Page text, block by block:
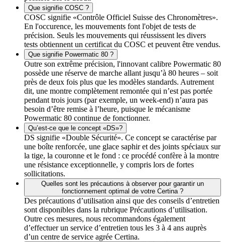
Que signifie COSC ?
COSC signifie «Contrôle Officiel Suisse des Chronomètres».
En l'occurence, les mouvements font l'objet de tests de
précision. Seuls les mouvements qui réussissent les divers
tests obtiennent un certificat du COSC et peuvent être vendus.
Que signifie Powermatic 80 ?
Outre son extrême précision, l'innovant calibre Powermatic 80
possède une réserve de marche allant jusqu’à 80 heures – soit
près de deux fois plus que les modèles standards. Autrement
dit, une montre complètement remontée qui n’est pas portée
pendant trois jours (par exemple, un week-end) n’aura pas
besoin d’être remise à l’heure, puisque le mécanisme
Powermatic 80 continue de fonctionner.
Qu’est-ce que le concept «DS»?
DS signifie «Double Sécurité». Ce concept se caractérise par
une boîte renforcée, une glace saphir et des joints spéciaux sur
la tige, la couronne et le fond : ce procédé confère à la montre
une résistance exceptionnelle, y compris lors de fortes
sollicitations.
Quelles sont les précautions à observer pour garantir un
fonctionnement optimal de votre Certina ?
Des précautions d’utilisation ainsi que des conseils d’entretien
sont disponibles dans la rubrique Précautions d’utilisation.
Outre ces mesures, nous recommandons également
d’effectuer un service d’entretien tous les 3 à 4 ans auprès
d’un centre de service agrée Certina.